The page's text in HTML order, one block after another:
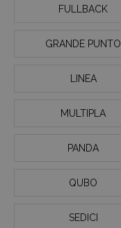
FULLBACK
GRANDE PUNTO
LINEA
MULTIPLA
PANDA
QUBO
SEDICI